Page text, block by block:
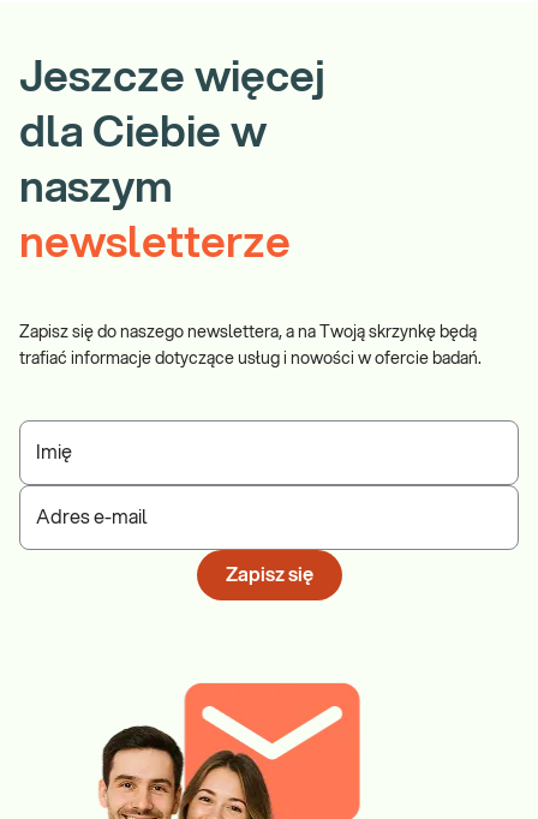
Jeszcze więcej
dla Ciebie w
naszym
newsletterze
Zapisz się do naszego newslettera, a na Twoją skrzynkę będą
trafiać informacje dotyczące usług i nowości w ofercie badań.
Imię
Adres e-mail
Zapisz się